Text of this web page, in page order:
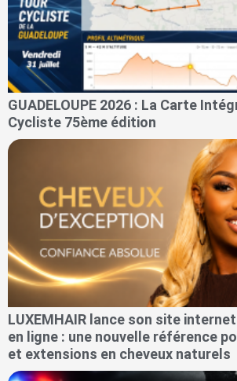
GUADELOUPE 2026 : La Carte
Cycliste 75ème édition
LUXEMHAIR lance son site
en ligne : une nouvelle référence
et extensions en cheveux naturels